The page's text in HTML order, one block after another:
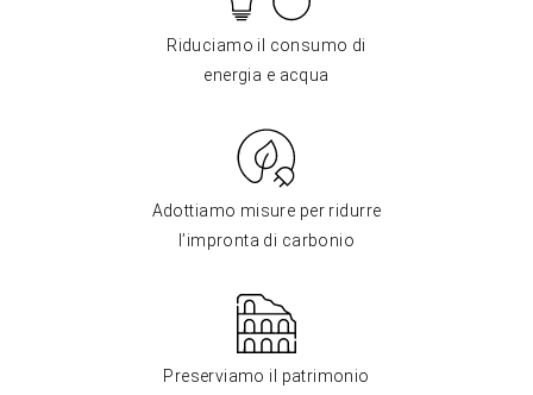
Riduciamo il consumo di
energia e acqua
Adottiamo misure per ridurre
l’impronta di carbonio
Preserviamo il patrimonio